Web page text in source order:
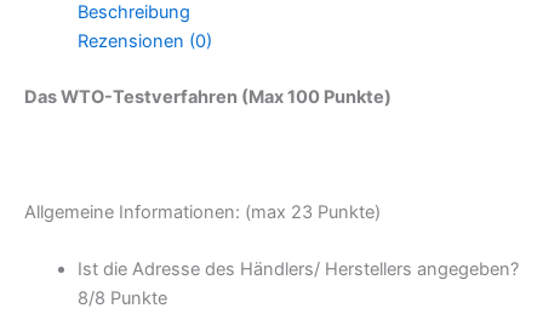
Beschreibung
Rezensionen (0)
Das WTO-Testverfahren (Max 100 Punkte)
Allgemeine Informationen: (max 23 Punkte)
Ist die Adresse des Händlers/ Herstellers angegeben?
8/8 Punkte